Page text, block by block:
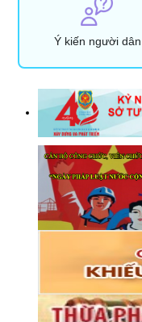
Ý kiến người dân